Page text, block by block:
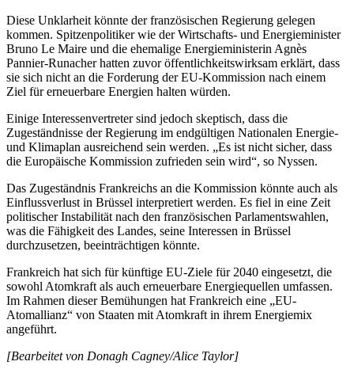
Diese Unklarheit könnte der französischen Regierung gelegen
kommen. Spitzenpolitiker wie der Wirtschafts- und Energieminister
Bruno Le Maire und die ehemalige Energieministerin Agnès
Pannier-Runacher hatten zuvor öffentlichkeitswirksam erklärt, dass
sie sich nicht an die Forderung der EU-Kommission nach einem
Ziel für erneuerbare Energien halten würden.
Einige Interessenvertreter sind jedoch skeptisch, dass die
Zugeständnisse der Regierung im endgültigen Nationalen Energie-
und Klimaplan ausreichend sein werden. „Es ist nicht sicher, dass
die Europäische Kommission zufrieden sein wird“, so Nyssen.
Das Zugeständnis Frankreichs an die Kommission könnte auch als
Einflussverlust in Brüssel interpretiert werden. Es fiel in eine Zeit
politischer Instabilität nach den französischen Parlamentswahlen,
was die Fähigkeit des Landes, seine Interessen in Brüssel
durchzusetzen, beeinträchtigen könnte.
Frankreich hat sich für künftige EU-Ziele für 2040 eingesetzt, die
sowohl Atomkraft als auch erneuerbare Energiequellen umfassen.
Im Rahmen dieser Bemühungen hat Frankreich eine „EU-
Atomallianz“ von Staaten mit Atomkraft in ihrem Energiemix
angeführt.
[Bearbeitet von Donagh Cagney/Alice Taylor]